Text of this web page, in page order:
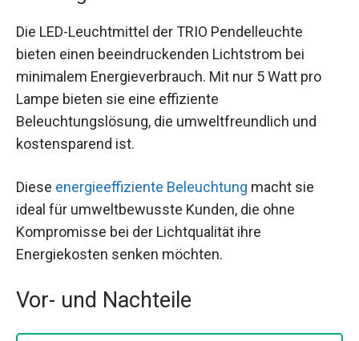
Die LED-Leuchtmittel der TRIO Pendelleuchte
bieten einen beeindruckenden Lichtstrom bei
minimalem Energieverbrauch. Mit nur 5 Watt pro
Lampe bieten sie eine effiziente
Beleuchtungslösung, die umweltfreundlich und
kostensparend ist.
Diese energieeffiziente Beleuchtung macht sie
ideal für umweltbewusste Kunden, die ohne
Kompromisse bei der Lichtqualität ihre
Energiekosten senken möchten.
Vor- und Nachteile